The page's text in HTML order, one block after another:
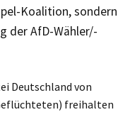
Koalition, sondern
der AfD-Wähler/-
Deutschland von
freihalten